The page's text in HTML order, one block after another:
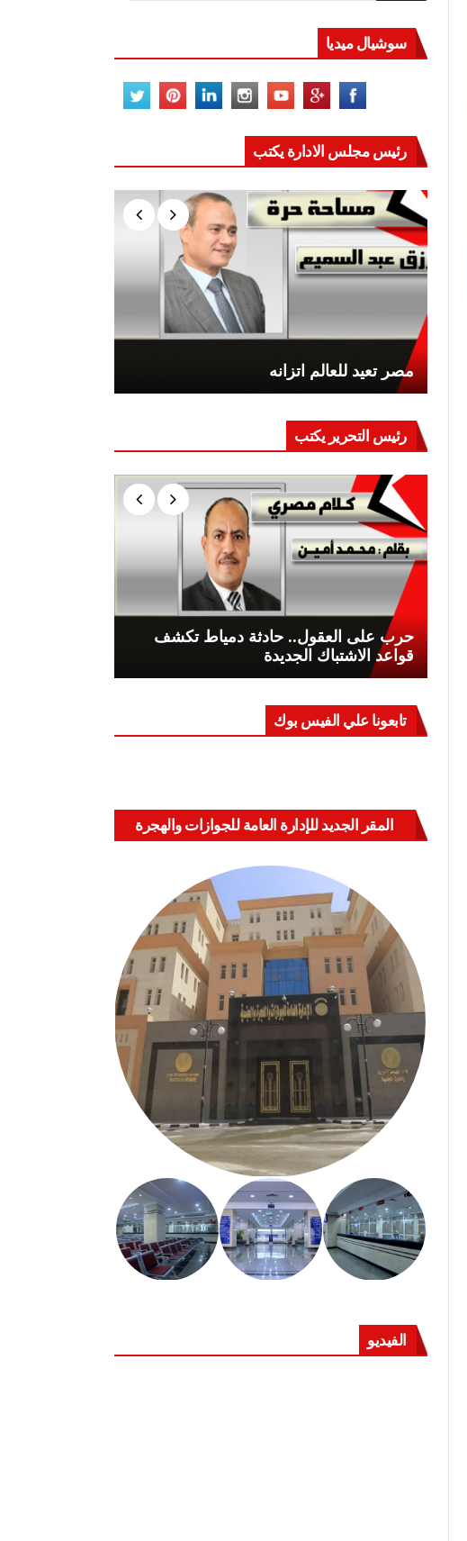
سوشيال ميديا
رئيس مجلس الادارة يكتب
مصر تعيد للعالم اتزانه
رئيس التحرير يكتب
حرب على العقول.. حادثة دمياط تكشف
قواعد الاشتباك الجديدة
تابعونا علي الفيس بوك
المقر الجديد للإدارة العامة للجوازات والهجرة
الفيديو